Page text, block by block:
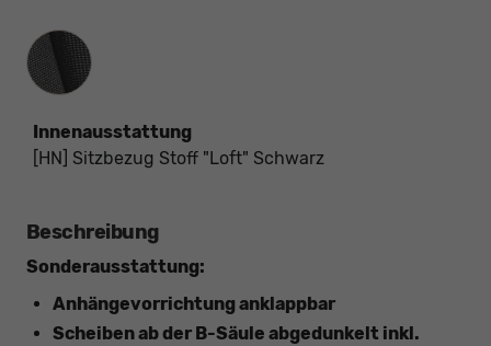
Innenausstattung
Innenausstattung
[HN] Sitzbezug Stoff "Loft" Schwarz
Beschreibung
Sonderausstattung:
Anhängevorrichtung anklappbar
Scheiben ab der B-Säule abgedunkelt inkl.